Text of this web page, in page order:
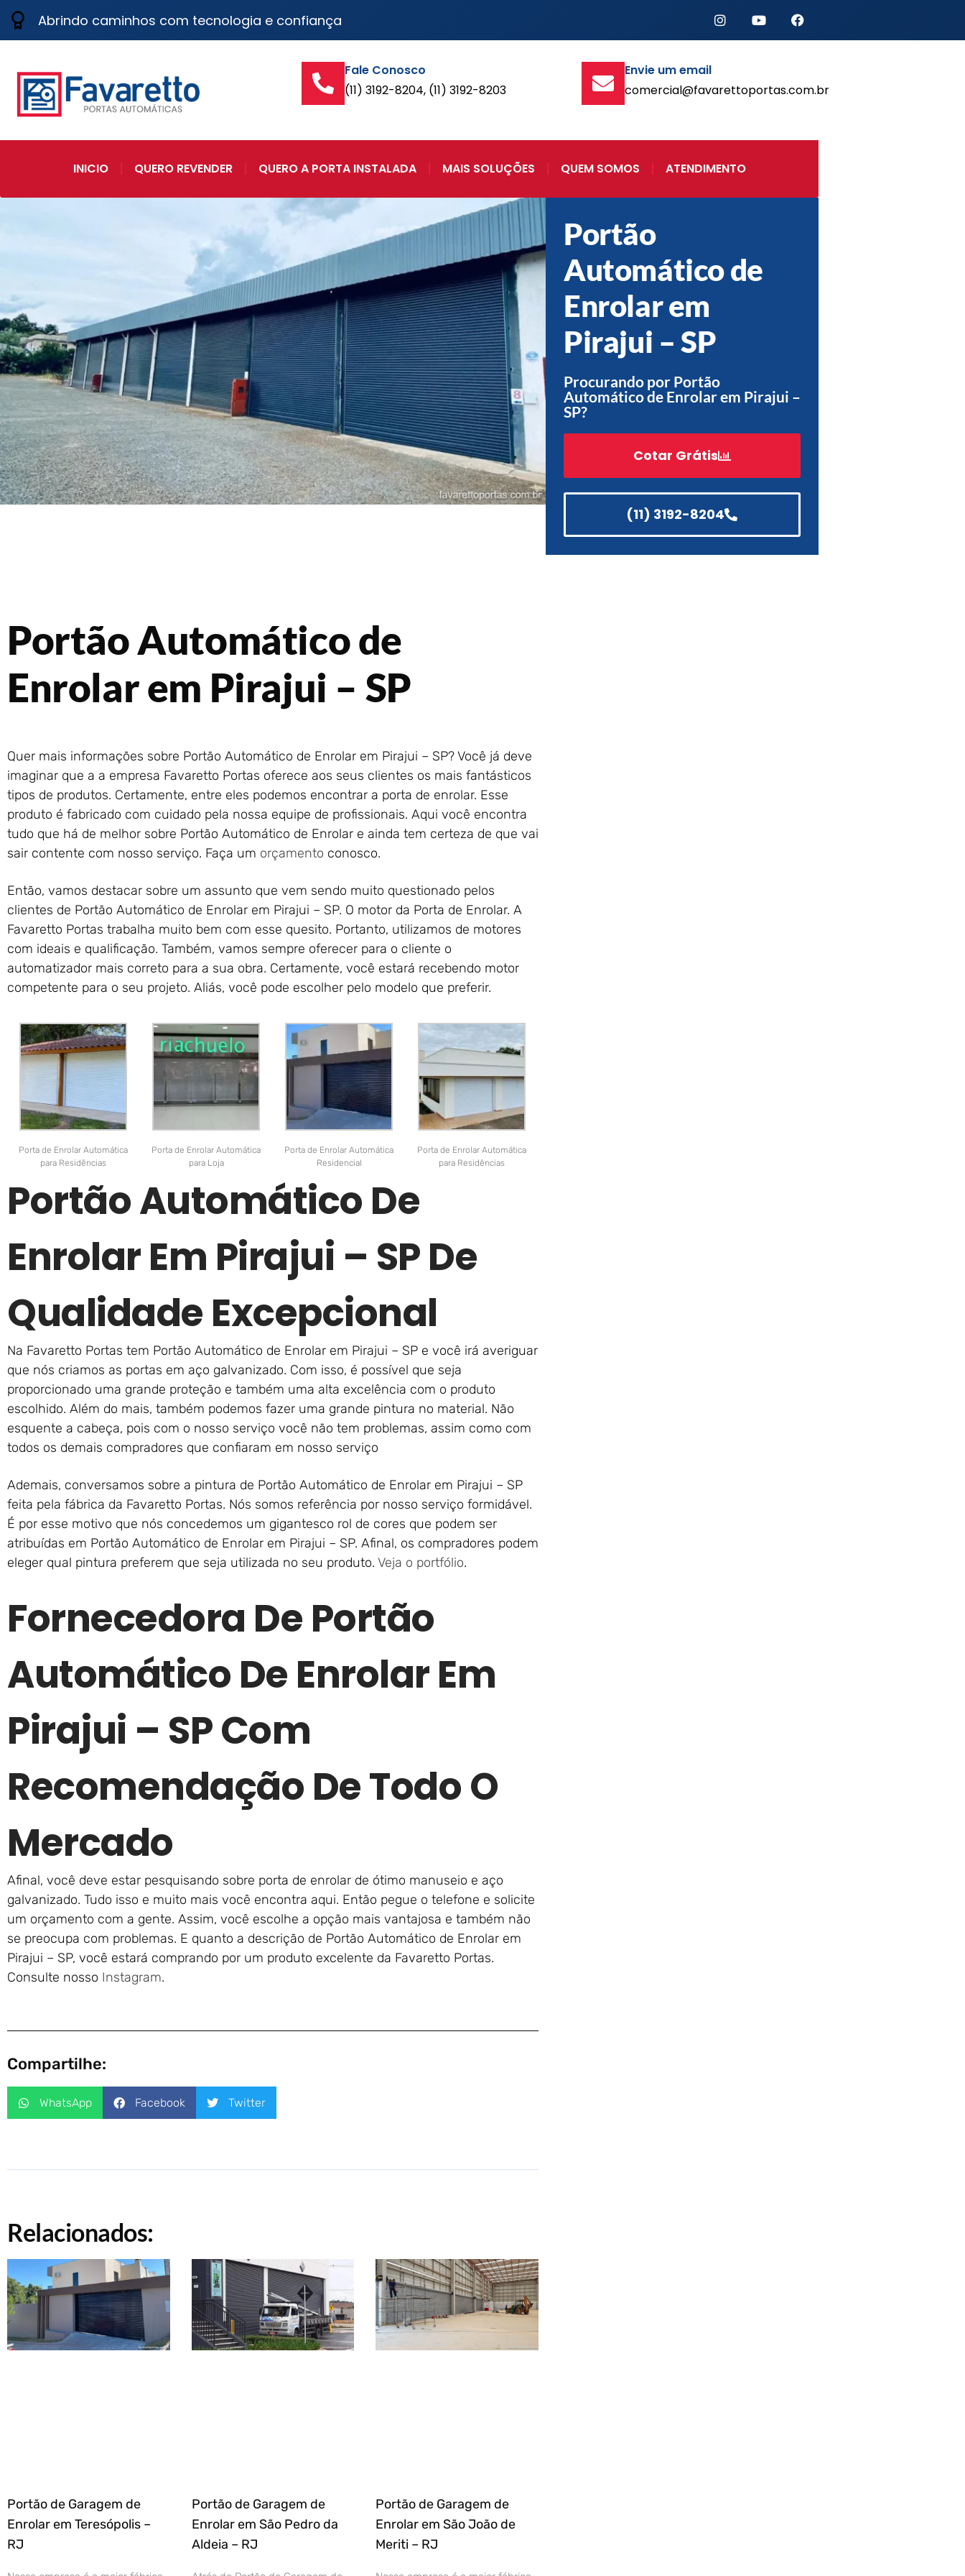
Abrindo caminhos com tecnologia e confiança
Fale Conosco
(11) 3192-8204, (11) 3192-8203
Envie um email
comercial@favarettoportas.com.br
INICIO QUERO REVENDER QUERO A PORTA INSTALADA MAIS SOLUÇÕES QUEM SOMOS ATENDIMENTO
Portão
Automático de
Enrolar em
Pirajui – SP
Procurando por Portão
Automático de Enrolar em Pirajui –
SP?
Cotar Grátis
(11) 3192-8204
Portão Automático de
Enrolar em Pirajui – SP
Quer mais informações sobre Portão Automático de Enrolar em Pirajui – SP? Você já deve
imaginar que a a empresa Favaretto Portas oferece aos seus clientes os mais fantásticos
tipos de produtos. Certamente, entre eles podemos encontrar a porta de enrolar. Esse
produto é fabricado com cuidado pela nossa equipe de profissionais. Aqui você encontra
tudo que há de melhor sobre Portão Automático de Enrolar e ainda tem certeza de que vai
sair contente com nosso serviço. Faça um orçamento conosco.
Então, vamos destacar sobre um assunto que vem sendo muito questionado pelos
clientes de Portão Automático de Enrolar em Pirajui – SP. O motor da Porta de Enrolar. A
Favaretto Portas trabalha muito bem com esse quesito. Portanto, utilizamos de motores
com ideais e qualificação. Também, vamos sempre oferecer para o cliente o
automatizador mais correto para a sua obra. Certamente, você estará recebendo motor
competente para o seu projeto. Aliás, você pode escolher pelo modelo que preferir.
Porta de Enrolar Automática
para Residências
Porta de Enrolar Automática
para Loja
Porta de Enrolar Automática
Residencial
Porta de Enrolar Automática
para Residências
Portão Automático De
Enrolar Em Pirajui – SP De
Qualidade Excepcional
Na Favaretto Portas tem Portão Automático de Enrolar em Pirajui – SP e você irá averiguar
que nós criamos as portas em aço galvanizado. Com isso, é possível que seja
proporcionado uma grande proteção e também uma alta excelência com o produto
escolhido. Além do mais, também podemos fazer uma grande pintura no material. Não
esquente a cabeça, pois com o nosso serviço você não tem problemas, assim como com
todos os demais compradores que confiaram em nosso serviço
Ademais, conversamos sobre a pintura de Portão Automático de Enrolar em Pirajui – SP
feita pela fábrica da Favaretto Portas. Nós somos referência por nosso serviço formidável.
É por esse motivo que nós concedemos um gigantesco rol de cores que podem ser
atribuídas em Portão Automático de Enrolar em Pirajui – SP. Afinal, os compradores podem
eleger qual pintura preferem que seja utilizada no seu produto. Veja o portfólio.
Fornecedora De Portão
Automático De Enrolar Em
Pirajui – SP Com
Recomendação De Todo O
Mercado
Afinal, você deve estar pesquisando sobre porta de enrolar de ótimo manuseio e aço
galvanizado. Tudo isso e muito mais você encontra aqui. Então pegue o telefone e solicite
um orçamento com a gente. Assim, você escolhe a opção mais vantajosa e também não
se preocupa com problemas. E quanto a descrição de Portão Automático de Enrolar em
Pirajui – SP, você estará comprando por um produto excelente da Favaretto Portas.
Consulte nosso Instagram.
Compartilhe:
WhatsApp Facebook Twitter
Relacionados:
Portão de Garagem de
Enrolar em Teresópolis –
RJ
Portão de Garagem de
Enrolar em São Pedro da
Aldeia – RJ
Portão de Garagem de
Enrolar em São João de
Meriti – RJ